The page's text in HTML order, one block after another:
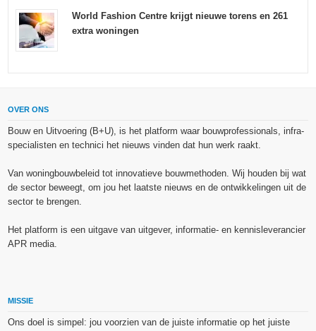
World Fashion Centre krijgt nieuwe torens en 261
extra woningen
OVER ONS
Bouw en Uitvoering (B+U), is het platform waar bouwprofessionals, infra-
specialisten en technici het nieuws vinden dat hun werk raakt.
Van woningbouwbeleid tot innovatieve bouwmethoden. Wij houden bij wat
de sector beweegt, om jou het laatste nieuws en de ontwikkelingen uit de
sector te brengen.
Het platform is een uitgave van uitgever, informatie- en kennisleverancier
APR media.
MISSIE
Ons doel is simpel: jou voorzien van de juiste informatie op het juiste